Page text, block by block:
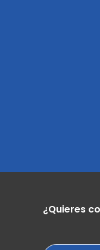
¿Quieres